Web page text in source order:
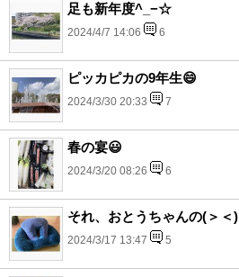
足も新年度^_−☆
2024/4/7 14:06 6
ピッカピカの9年生😄
2024/3/30 20:33 7
春の宴😃
2024/3/20 08:26 6
それ、おとうちゃんの(＞＜)
2024/3/17 13:47 5